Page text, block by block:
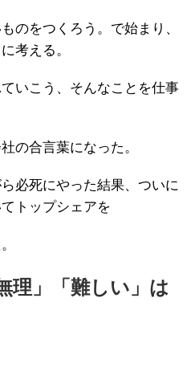
のをつくろう。で始まり、
考える。
いこう、そんなことを仕事
の合言葉になった。
必死にやった結果、ついに
トップシェアを
理」「難しい」は